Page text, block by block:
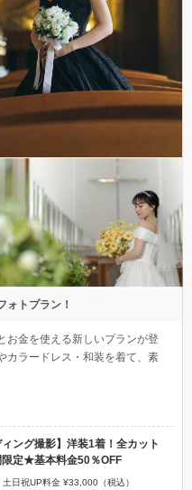
ォトプラン！
お金を使える新しいプランが登
カラードレス・和装を着て、素
ィング撮影】洋装1着！全カット
定★基本料金50％OFF
土日祝UP料金 ¥33,000（税込）